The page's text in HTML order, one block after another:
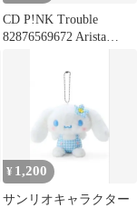
CD P!NK Trouble
82876569672 Arista
¥ 1,200
サンリオキャラクター